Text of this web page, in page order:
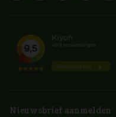
Nieuwsbrief aanmelden